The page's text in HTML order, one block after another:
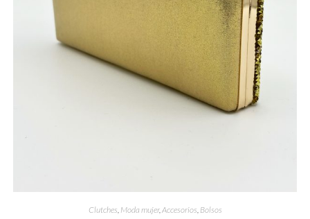
Clutches, Moda mujer,Accesorios, Bolsos